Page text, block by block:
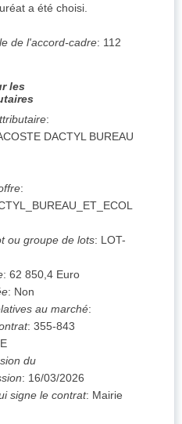
a été choisi.
de l'accord-cadre: 112
les
:
DACTYL BUREAU
:
ou groupe de lots: LOT-
: 62 850,4 Euro
: Non
au marché:
: 355-843
du
: 16/03/2026
signe le contrat: Mairie